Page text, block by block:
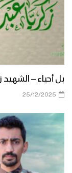
بل أحياء – الشهيد
25/12/2025